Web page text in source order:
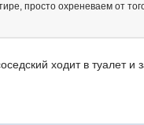
просто охреневаем от
ходит в туалет и